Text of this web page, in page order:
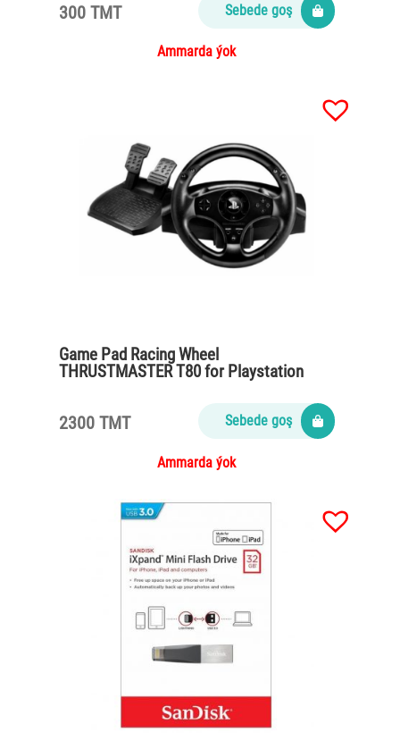
300 TMT Sebede goş
Ammarda ýok
Game Pad Racing Wheel
THRUSTMASTER T80 for Playstation
2300 TMT Sebede goş
Ammarda ýok